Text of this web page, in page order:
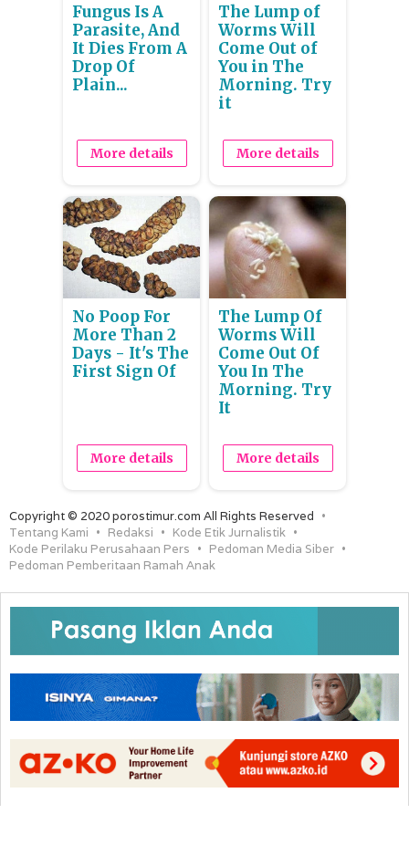
Fungus Is A
Parasite, And
It Dies From A
Drop Of
Plain...
More details
The Lump of
Worms Will
Come Out of
You in The
Morning. Try
it
More details
No Poop For
More Than 2
Days - It's The
First Sign Of
More details
The Lump Of
Worms Will
Come Out Of
You In The
Morning. Try
It
More details
Copyright © 2020 porostimur.com All Rights Reserved
Tentang Kami
Redaksi
Kode Etik Jurnalistik
Kode Perilaku Perusahaan Pers
Pedoman Media Siber
Pedoman Pemberitaan Ramah Anak